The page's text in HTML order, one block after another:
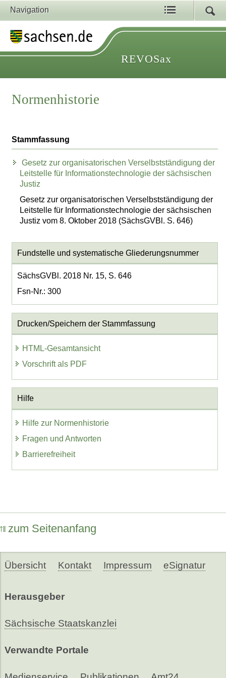
Navigation
REVOSax
Normenhistorie
Stammfassung
Gesetz zur organisatorischen Verselbstständigung der
Leitstelle für Informationstechnologie der sächsischen
Justiz
Gesetz zur organisatorischen Verselbstständigung der
Leitstelle für Informationstechnologie der sächsischen
Justiz vom 8. Oktober 2018 (SächsGVBl. S. 646)
Fundstelle und systematische Gliederungsnummer
SächsGVBl. 2018 Nr. 15, S. 646
Fsn-Nr.: 300
Drucken/Speichern der Stammfassung
HTML-Gesamtansicht
Vorschrift als PDF
Hilfe
Hilfe zur Normenhistorie
Fragen und Antworten
Barrierefreiheit
zum Seitenanfang
Übersicht Kontakt Impressum eSignatur
Herausgeber
Sächsische Staatskanzlei
Verwandte Portale